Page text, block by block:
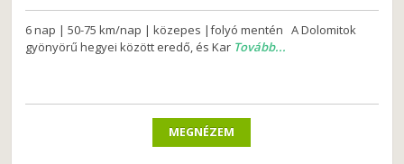
6 nap | 50-75 km/nap | közepes |folyó mentén A Dolomitok
gyönyörű hegyei között eredő, és Kar Tovább...
MEGNÉZEM